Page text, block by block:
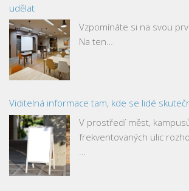
udělat
Vzpomínáte si na svou
Na ten…
Viditelná informace tam, kde se lidé
V prostředí měst,
frekventovaných ulic